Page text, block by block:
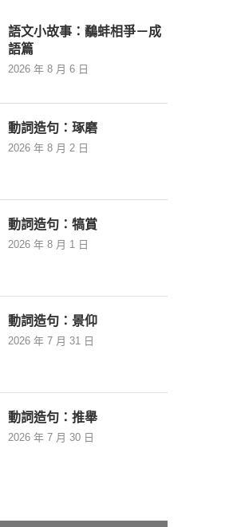
語文小故事：鷸蚌相爭－成
語篇
2026 年 8 月 6 日
動詞造句：琢磨
2026 年 8 月 2 日
動詞造句：犒賞
2026 年 8 月 1 日
動詞造句：景仰
2026 年 7 月 31 日
動詞造句：推舉
2026 年 7 月 30 日